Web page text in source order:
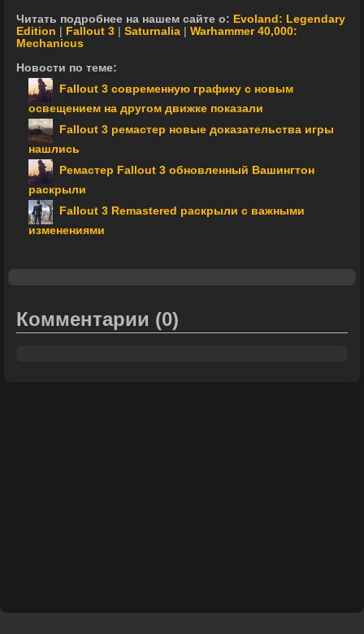
Читать подробнее на нашем сайте о: Evoland: Legendary
Edition | Fallout 3 | Saturnalia | Warhammer 40,000:
Mechanicus
Новости по теме:
Fallout 3 современную графику с новым
освещением на другом движке показали
Fallout 3 ремастер новые доказательства игры
нашлись
Ремастер Fallout 3 обновленный Вашингтон
раскрыли
Fallout 3 Remastered раскрыли с важными
изменениями
Комментарии (0)